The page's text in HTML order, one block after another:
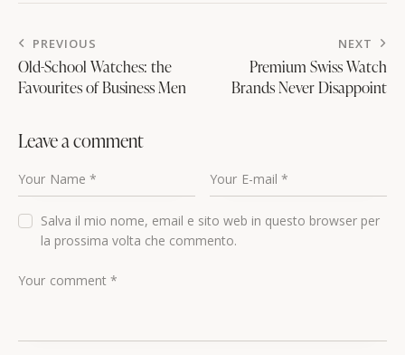
PREVIOUS
Old-School Watches: the
Favourites of Business Men
NEXT
Premium Swiss Watch
Brands Never Disappoint
Leave a comment
Salva il mio nome, email e sito web in questo browser per
la prossima volta che commento.